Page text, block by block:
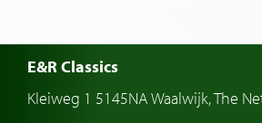
E&R Classics
Kleiweg 1 5145NA Waalwijk, The